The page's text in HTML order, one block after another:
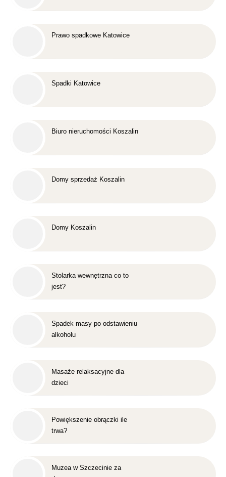
Prawo spadkowe Katowice
Spadki Katowice
Biuro nieruchomości Koszalin
Domy sprzedaż Koszalin
Domy Koszalin
Stolarka wewnętrzna co to
jest?
Spadek masy po odstawieniu
alkoholu
Masaże relaksacyjne dla
dzieci
Powiększenie obrączki ile
trwa?
Muzea w Szczecinie za